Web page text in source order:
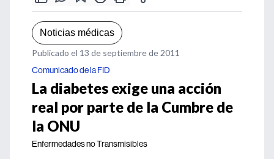
Noticias médicas
Publicado el 13 de septiembre de 2011
Comunicado de la FID
La diabetes exige una acción
real por parte de la Cumbre de
la ONU
Enfermedades no Transmisibles